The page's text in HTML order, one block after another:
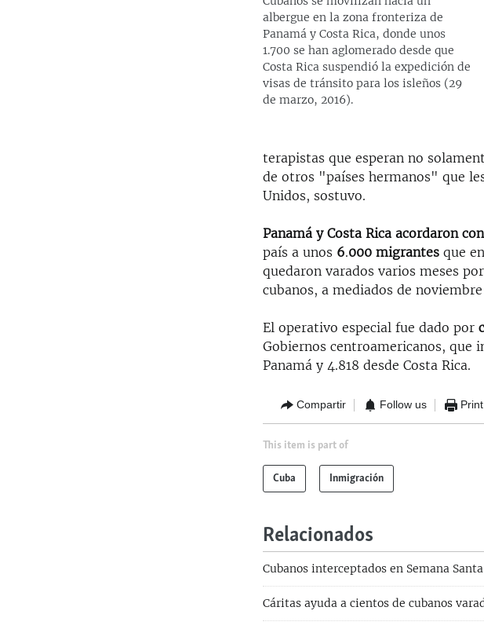
albergue en la zona fronteriza de
Panamá y Costa Rica, donde unos
1.700 se han aglomerado desde que
Costa Rica suspendió la expedición de
visas de tránsito para los isleños (29
de marzo, 2016).
terapistas que esperan no
de otros "países hermanos" que
Unidos, sostuvo.
Panamá y Costa Rica acordaron
país a unos 6.000 migrantes que
quedaron varados varios meses
cubanos, a mediados de noviembre
El operativo especial fue dado por
Gobiernos centroamericanos, que
Panamá y 4.818 desde Costa Rica.
Compartir Follow us Print
This item is part of
Cuba Inmigración
Relacionados
Cubanos interceptados en Semana
Cáritas ayuda a cientos de cubanos